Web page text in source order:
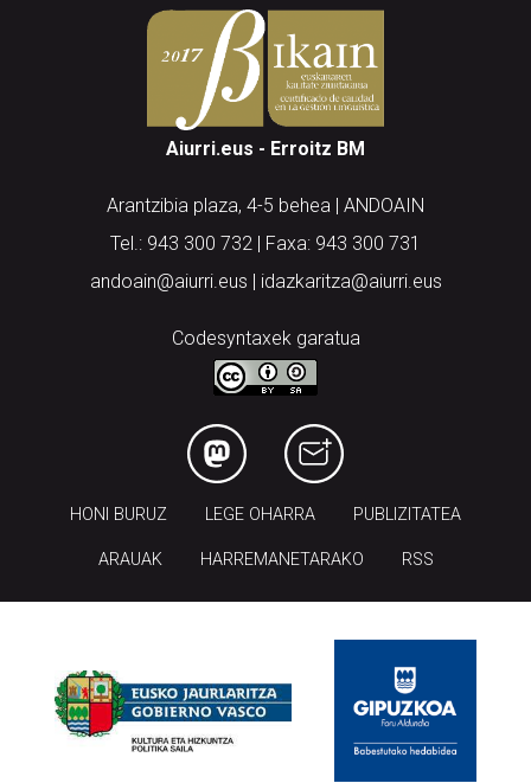
Aiurri.eus - Erroitz BM
Arantzibia plaza, 4-5 behea | ANDOAIN
Tel.: 943 300 732 | Faxa: 943 300 731
andoain@aiurri.eus | idazkaritza@aiurri.eus
Codesyntaxek garatua
HONI BURUZ LEGE OHARRA PUBLIZITATEA
ARAUAK HARREMANETARAKO RSS